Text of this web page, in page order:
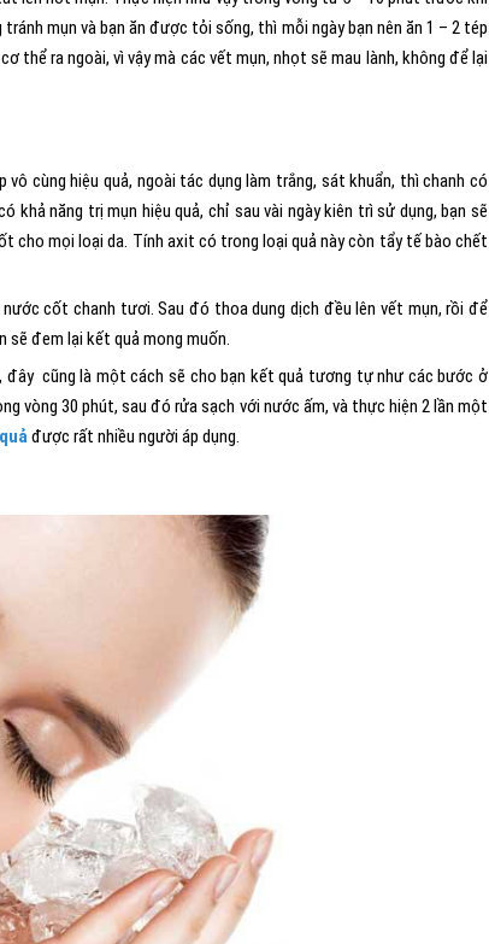
mụn và bạn ăn được tỏi sống, thì mỗi ngày bạn nên ăn 1 – 2 tép
ra ngoài, vì vậy mà các vết mụn, nhọt sẽ mau lành, không để lại
cùng hiệu quả, ngoài tác dụng làm trắng, sát khuẩn, thì chanh có
khả năng trị mụn hiệu quả, chỉ sau vài ngày kiên trì sử dụng, bạn sẽ
cho mọi loại da. Tính axit có trong loại quả này còn tẩy tế bào chết
cốt chanh tươi. Sau đó thoa dung dịch đều lên vết mụn, rồi để
sẽ đem lại kết quả mong muốn.
cũng là một cách sẽ cho bạn kết quả tương tự như các bước ở
vòng 30 phút, sau đó rửa sạch với nước ấm, và thực hiện 2 lần một
được rất nhiều người áp dụng.